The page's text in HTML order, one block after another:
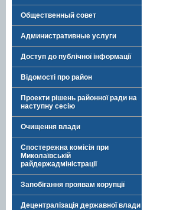
Общественный совет
Административные услуги
Доступ до публічної інформації
Відомості про район
Проекти рішень районної ради на
наступну сесію
Очищення влади
Спостережна комісія при
Миколаївській
райдержадміністрації
Запобігання проявам корупції
Децентралізація державної влади